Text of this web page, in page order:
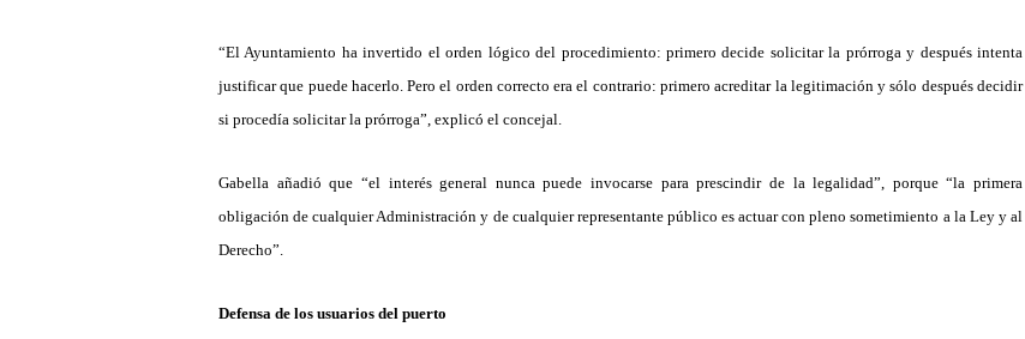
“El Ayuntamiento ha invertido el orden lógico del procedimiento: primero decide solicitar la prórroga y después intenta
justificar que puede hacerlo. Pero el orden correcto era el contrario: primero acreditar la legitimación y sólo después decidir
si procedía solicitar la prórroga”, explicó el concejal.
Gabella añadióque “el interés general nunca puede invocarse para prescindir de la legalidad”, porque“la primera
obligación de cualquier Administracióny de cualquier representante público es actuar con pleno sometimiento a la Ley y al
Derecho”.
Defensa de los usuarios del puerto